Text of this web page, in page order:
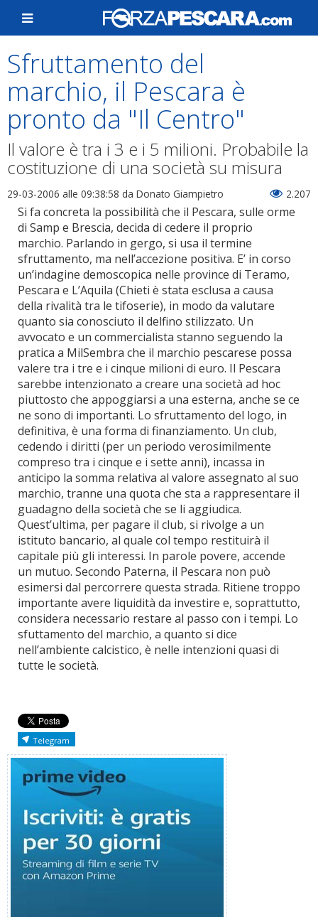
Sfruttamento del
marchio, il Pescara è
pronto da "Il Centro"
Il valore è tra i 3 e i 5 milioni. Probabile la
costituzione di una società su misura
29-03-2006 alle 09:38:58 da Donato Giampietro 2.207
Si fa concreta la possibilità che il Pescara, sulle orme
di Samp e Brescia, decida di cedere il proprio
marchio. Parlando in gergo, si usa il termine
sfruttamento, ma nell’accezione positiva. E’ in corso
un’indagine demoscopica nelle province di Teramo,
Pescara e L’Aquila (Chieti è stata esclusa a causa
della rivalità tra le tifoserie), in modo da valutare
quanto sia conosciuto il delfino stilizzato. Un
avvocato e un commercialista stanno seguendo la
pratica a MilSembra che il marchio pescarese possa
valere tra i tre e i cinque milioni di euro. Il Pescara
sarebbe intenzionato a creare una società ad hoc
piuttosto che appoggiarsi a una esterna, anche se ce
ne sono di importanti. Lo sfruttamento del logo, in
definitiva, è una forma di finanziamento. Un club,
cedendo i diritti (per un periodo verosimilmente
compreso tra i cinque e i sette anni), incassa in
anticipo la somma relativa al valore assegnato al suo
marchio, tranne una quota che sta a rappresentare il
guadagno della società che se li aggiudica.
Quest’ultima, per pagare il club, si rivolge a un
istituto bancario, al quale col tempo restituirà il
capitale più gli interessi. In parole povere, accende
un mutuo. Secondo Paterna, il Pescara non può
esimersi dal percorrere questa strada. Ritiene troppo
importante avere liquidità da investire e, soprattutto,
considera necessario restare al passo con i tempi. Lo
sfuttamento del marchio, a quanto si dice
nell’ambiente calcistico, è nelle intenzioni quasi di
tutte le società.
Telegram